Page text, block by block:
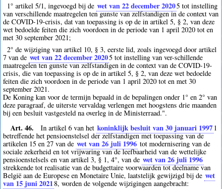
1° artikel 5/1, ingevoegd bij de wet van 22 december 20205tot instelling
van verschillende maatregelen ten gunste van zelfstandigen in de context van
de COVID-19-crisis, dat van toepassing is op de in artikel 5, § 2, van deze
wet bedoelde feiten die zich voordoen in de periode van 1 april 2020 tot en
met 30 september 2021;
2° de wijziging van artikel 10, § 3, eerste lid, zoals ingevoegd door artikel
7 van de wet van 22 december 20205 tot instelling van ver-schillende
maatregelen ten gunste van zelfstandigen in de context van de COVID-19-
crisis, die van toepassing is op de in artikel 5, § 2, van deze wet bedoelde
feiten die zich voordoen in de periode van 1 april 2020 tot en met 30
september 2021.
De Koning kan voor de termijn bepaald in de bepalingen onder 1° en 2° van
deze paragraaf, de uiterste vervaldag verlengen met hoogstens drie maanden
bij een besluit vastgesteld na overleg in de Ministerraad.".
Art. 46. In artikel 6 van het koninklijk besluit van 30 januari 1997 1
betreffende het pensioenstelsel der zelfstandigen met toepassing van de
artikelen 15 en 27 van de wet van 26 juli 1996 tot modernisering van de
sociale zekerheid en tot vrijwaring van de leefbaarheid van de wettelijke
pensioenstelsels en van artikel 3, § 1, 4°, van de wet van 26 juli 1996
strekkende tot realisatie van de budgettaire voorwaarden tot deelname van
België aan de Europese en Monetaire Unie, laatstelijk gewijzigd bij de wet
van 15 juni 20218, worden de volgende wijzigingen aangebracht: